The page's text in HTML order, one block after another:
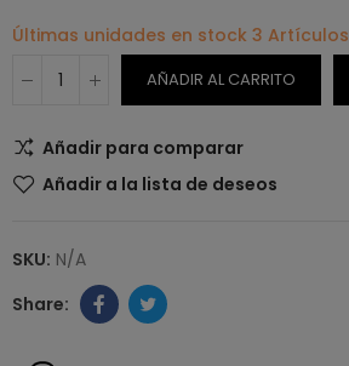
Últimas unidades en stock 3 Artículos
AÑADIR AL CARRITO
Añadir para comparar
Añadir a la lista de deseos
SKU: N/A